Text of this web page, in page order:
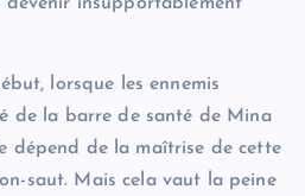
lorsque les ennemis
de la barre de santé de Mina
dépend de la maîtrise de cette
saut. Mais cela vaut la peine